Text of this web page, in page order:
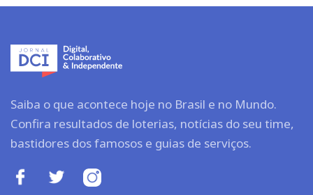
Saiba o que acontece hoje no Brasil e no Mundo.
Confira resultados de loterias, notícias do seu time,
bastidores dos famosos e guias de serviços.